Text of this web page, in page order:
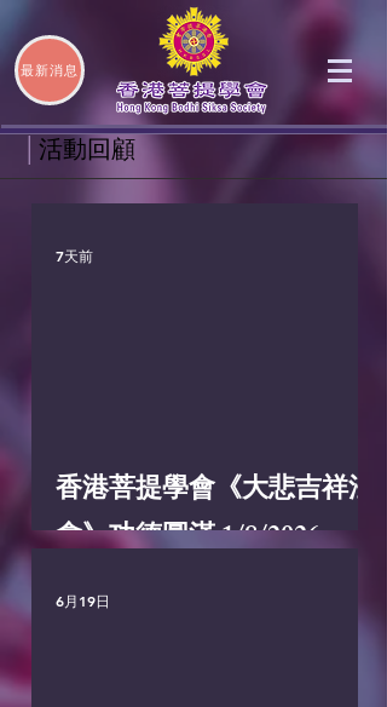
最新消息
活動回顧
香港菩提學會《大悲吉祥法
會》功德圓滿 1/8/2026
7天前
6月19日